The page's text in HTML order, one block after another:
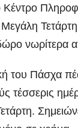
νωρίτερα
του Πάσχα
τέσσερις